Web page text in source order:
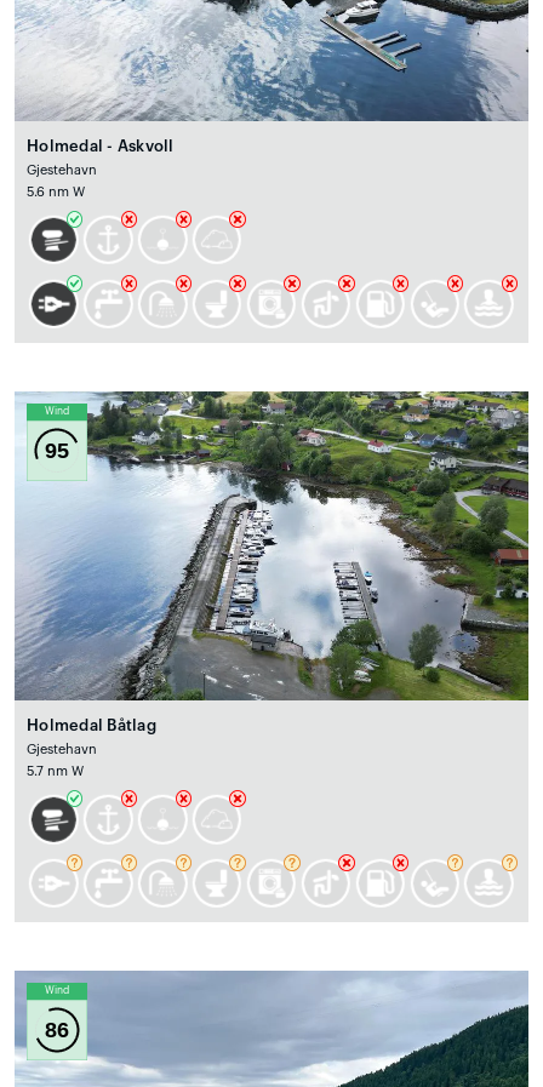
Holmedal - Askvoll
Gjestehavn
5.6 nm W
Wind
95
Holmedal Båtlag
Gjestehavn
5.7 nm W
Wind
86